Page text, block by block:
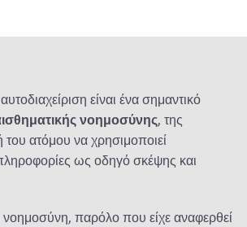
είναι ένα σημαντικό
νοημοσύνης, της
του ατόμου να χρησιμοποιεί
ως οδηγό σκέψης και
παρόλο που είχε αναφερθεί